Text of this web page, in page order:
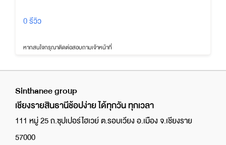
0 รีวิว
หากสนใจกรุณาติดต่อสอบถามเจ้าหน้าที่
Sinthanee group
เชียงรายสินธานีช้อปง่าย ได้ทุกวัน ทุกเวลา
111 หมู่ 25 ถ.ซุปเปอร์ไฮเวย์ ต.รอบเวียง อ.เมือง จ.เชียงราย
57000